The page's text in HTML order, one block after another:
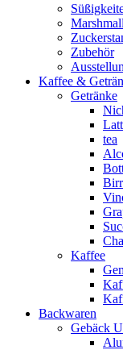
Zubehör
Kaffee &
Getränke
tea
Kaffee
Backwaren
Gebäck